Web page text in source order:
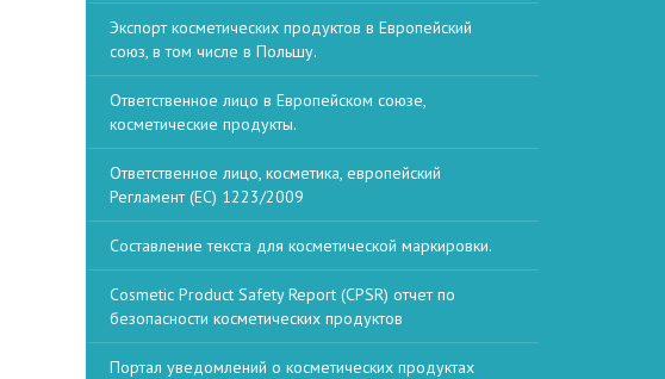
Экспорт косметических продуктов в Европейский
союз, в том числе в Польшу.
Ответственное лицо в Европейском союзе,
косметические продукты.
Ответственное лицо, косметика, европейский
Регламент (EC) 1223/2009
Составление текста для косметической маркировки.
Cosmetic Product Safety Report (CPSR) отчет по
безопасности косметических продуктов
Портал уведомлений о косметических продуктах